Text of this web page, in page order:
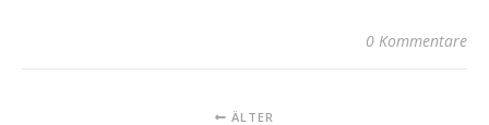
0 Kommentare
ÄLTER